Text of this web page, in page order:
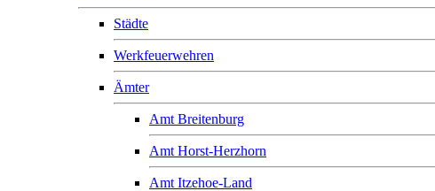
Städte
Werkfeuerwehren
Ämter
Amt Breitenburg
Amt Horst-Herzhorn
Amt Itzehoe-Land